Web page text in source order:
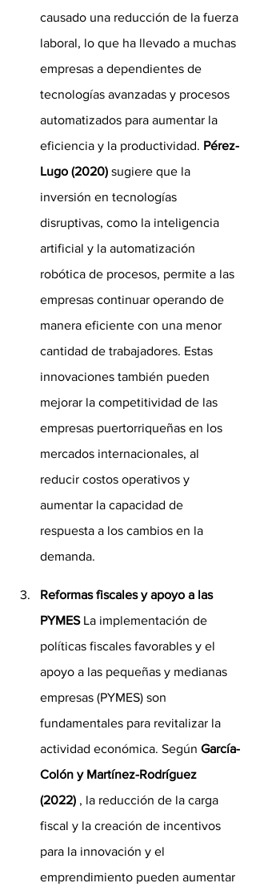
causado una reducción de la fuerza
laboral, lo que ha llevado a muchas
empresas a dependientes de
tecnologías avanzadas y procesos
automatizados para aumentar la
eficiencia y la productividad. Pérez-
Lugo (2020) sugiere que la
inversión en tecnologías
disruptivas, como la inteligencia
artificial y la automatización
robótica de procesos, permite a las
empresas continuar operando de
manera eficiente con una menor
cantidad de trabajadores. Estas
innovaciones también pueden
mejorar la competitividad de las
empresas puertorriqueñas en los
mercados internacionales, al
reducir costos operativos y
aumentar la capacidad de
respuesta a los cambios en la
demanda.
Reformas fiscales y apoyo a las
PYMES La implementación de
políticas fiscales favorables y el
apoyo a las pequeñas y medianas
empresas (PYMES) son
fundamentales para revitalizar la
actividad económica. Según García-
Colón y Martínez-Rodríguez
(2022) , la reducción de la carga
fiscal y la creación de incentivos
para la innovación y el
emprendimiento pueden aumentar